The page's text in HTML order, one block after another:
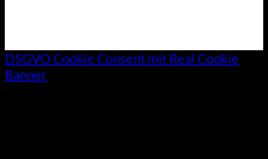
DSGVO Cookie Consent mit Real Cookie
Banner